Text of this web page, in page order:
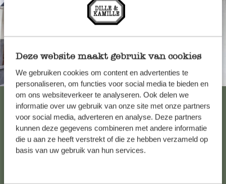
Deze website maakt gebruik van cookies
We gebruiken cookies om content en advertenties te
personaliseren, om functies voor social media te bieden en
om ons websiteverkeer te analyseren. Ook delen we
informatie over uw gebruik van onze site met onze partners
voor social media, adverteren en analyse. Deze partners
kunnen deze gegevens combineren met andere informatie
die u aan ze heeft verstrekt of die ze hebben verzameld op
basis van uw gebruik van hun services.
Altijd in de buurt
Bekijk alle 62 winkels
Klantenservice